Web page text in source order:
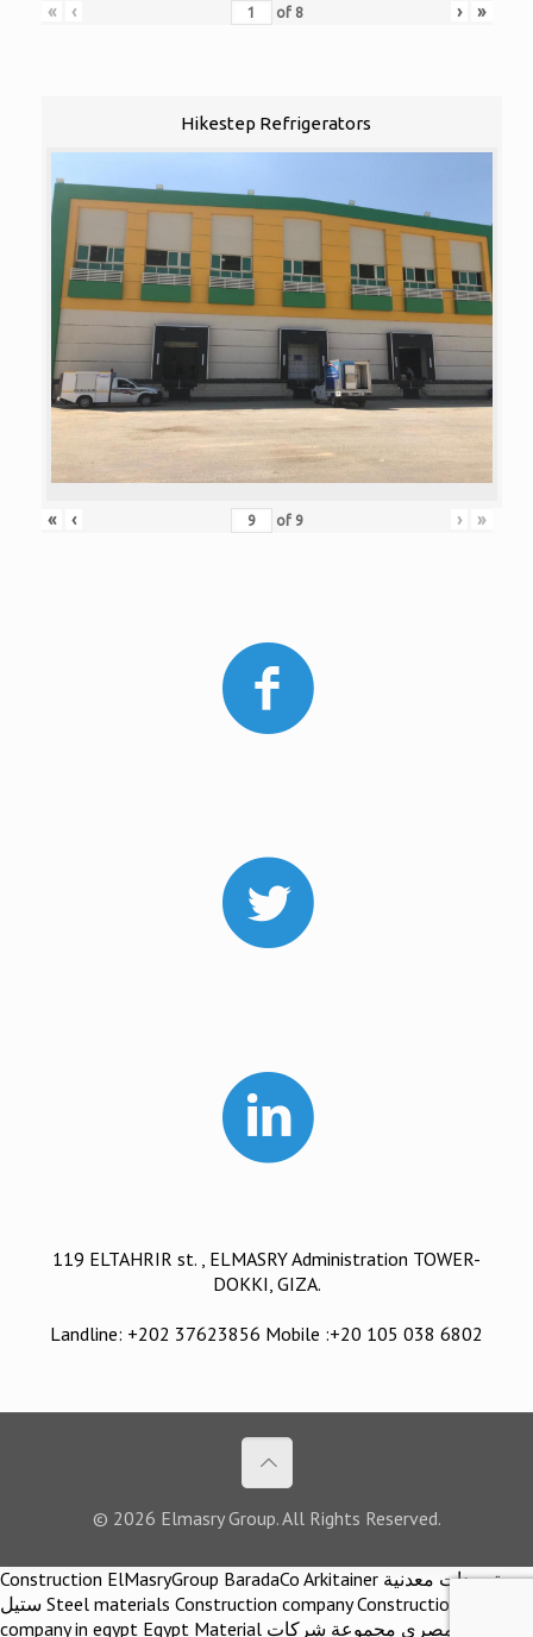
« ‹ of 8 › »
Hikestep Refrigerators
« ‹ of 9 › »
119 ELTAHRIR st. , ELMASRY Administration TOWER-
DOKKI, GIZA.
Landline: +202 37623856 Mobile :+20 105 038 6802
© 2026 Elmasry Group. All Rights Reserved.
Construction ElMasryGroup BaradaCo Arkitainer توريدات معدنية
ستيل Steel materials Construction company Construction
company in egypt Egypt Material اركيتينر المصري مجموعة شركات